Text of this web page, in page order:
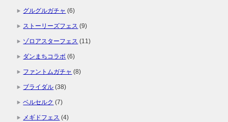
グルグルガチャ (6)
ストーリーズフェス (9)
ゾロアスターフェス (11)
ダンまちコラボ (6)
ファントムガチャ (8)
ブライダル (38)
ベルセルク (7)
メギドフェス (4)